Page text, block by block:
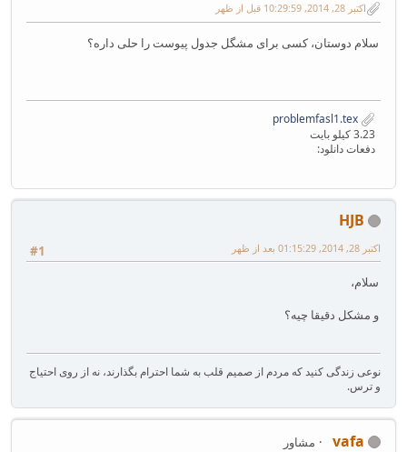
اکتبر 28, 2014, 10:29:59 قبل از ظهر
سلام دوستان، کسی برای مشگل جدول پیوست را حلی داره؟
3.23 کیلو بایت
دفعات دانلود:
HJB
#1 اکتبر 28, 2014, 01:15:29 بعد از ظهر
سلام،
و مشکل دقیقا چیه؟
نوعی زندگی کنید که مردم از صمیم قلب به شما احترام بگذارند، نه از روی احتیاج
و ترس.
vafa
مشاور